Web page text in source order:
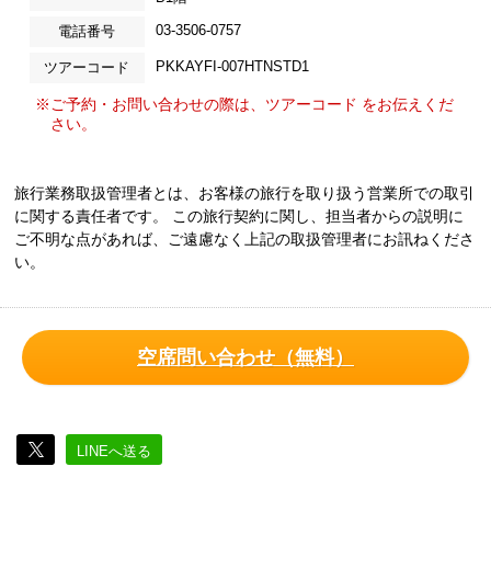
電話番号 03-3506-0757
ツアーコード PKKAYFI-007HTNSTD1
※ご予約・お問い合わせの際は、ツアーコード をお伝えくだ
さい。
旅行業務取扱管理者とは、お客様の旅行を取り扱う営業所での取引
に関する責任者です。 この旅行契約に関し、担当者からの説明に
ご不明な点があれば、ご遠慮なく上記の取扱管理者にお訊ねくださ
い。
空席問い合わせ（無料）
LINEへ送る